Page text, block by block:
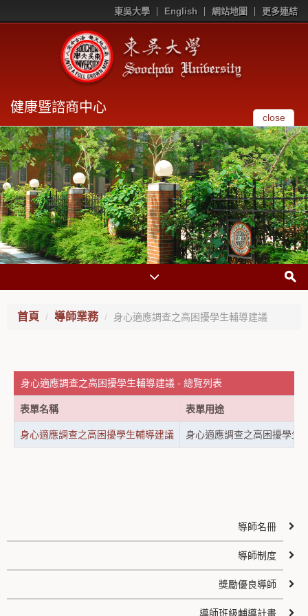
東吳大學 English 網站地圖 更多連結
健康暨諮商中心
close
首頁 導師業務 身心適應調查之高困擾學生輔導建議
身心適應調查之高困擾學生輔導建議 - 總覽列表
表單名稱 表單用途
身心適應調查之高困擾學生輔導建議 身心適應調查之高困擾學生
導師名冊
導師制度
獎勵優良導師
導師班級輔導計畫